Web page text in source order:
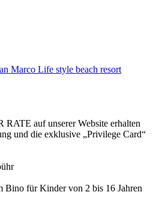
Marco Life style beach resort
auf unserer Website erhalten
und die exklusive „Privilege Card“
Bino für Kinder von 2 bis 16 Jahren